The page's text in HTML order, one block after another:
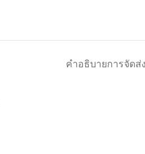
คำอธิบายการจัดส่